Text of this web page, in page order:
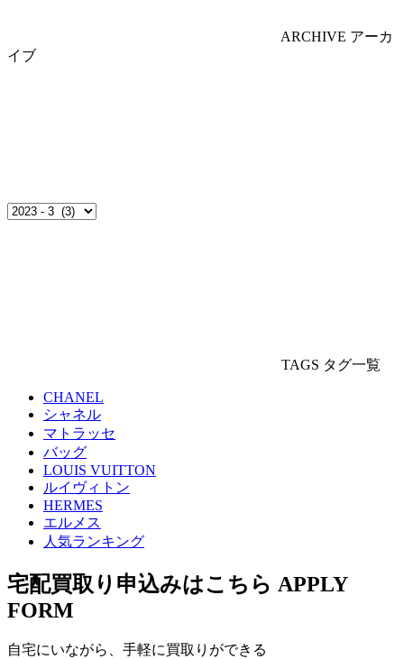
ARCHIVE アーカ
イブ
TAGS タグ一覧
CHANEL
シャネル
マトラッセ
バッグ
LOUIS VUITTON
ルイヴィトン
HERMES
エルメス
人気ランキング
宅配買取り申込みはこちら APPLY
FORM
自宅にいながら、手軽に買取りができる